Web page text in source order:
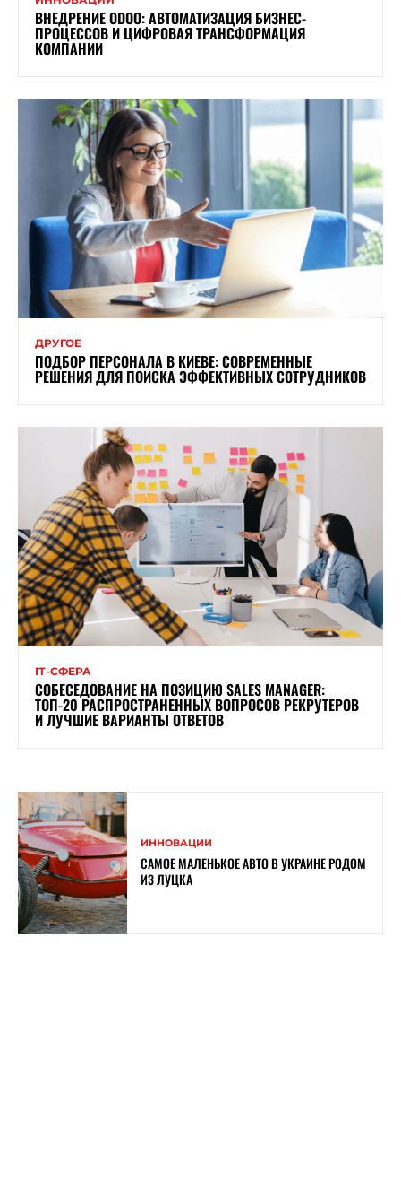
ВНЕДРЕНИЕ ODOO: АВТОМАТИЗАЦИЯ БИЗНЕС-
ПРОЦЕССОВ И ЦИФРОВАЯ ТРАНСФОРМАЦИЯ
КОМПАНИИ
ДРУГОЕ
ПОДБОР ПЕРСОНАЛА В КИЕВЕ: СОВРЕМЕННЫЕ
РЕШЕНИЯ ДЛЯ ПОИСКА ЭФФЕКТИВНЫХ СОТРУДНИКОВ
ІТ-СФЕРА
СОБЕСЕДОВАНИЕ НА ПОЗИЦИЮ SALES MANAGER:
ТОП-20 РАСПРОСТРАНЕННЫХ ВОПРОСОВ РЕКРУТЕРОВ
И ЛУЧШИЕ ВАРИАНТЫ ОТВЕТОВ
ИННОВАЦИИ
САМОЕ МАЛЕНЬКОЕ АВТО В УКРАИНЕ РОДОМ
ИЗ ЛУЦКА